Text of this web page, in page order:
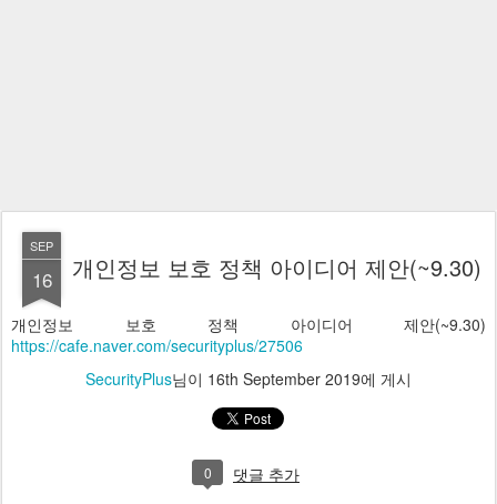
SEP
16 개인정보 보호 정책 아이디어 제안(~9.30)
개인정보 보호 정책 아이디어 제안(~9.30)
https://cafe.naver.com/securityplus/27506
SecurityPlus님이 16th September 2019에 게시
0 댓글 추가